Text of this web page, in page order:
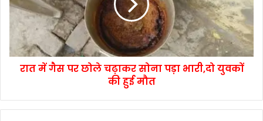
रात में गैस पर छोले चढ़ाकर सोना पड़ा भारी,दो युवकों
की हुई मौत